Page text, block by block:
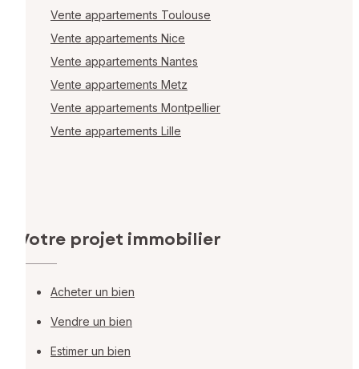
Vente appartements Toulouse
Vente appartements Nice
Vente appartements Nantes
Vente appartements Metz
Vente appartements Montpellier
Vente appartements Lille
Votre projet immobilier
Acheter un bien
Vendre un bien
Estimer un bien